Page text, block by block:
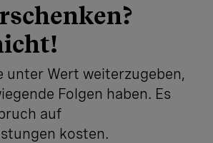
unter Wert weiterzugeben,
Folgen haben. Es
auf
kosten.